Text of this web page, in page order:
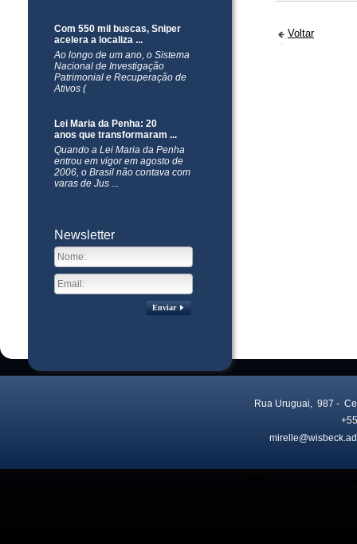
Com 550 mil buscas, Sniper
acelera a localiza ...
Ao longo de um ano, o Sistema
Nacional de Investigação
Patrimonial e Recuperação de
Ativos (
Lei Maria da Penha: 20
anos que transformaram ...
Quando a Lei Maria da Penha
entrou em vigor em agosto de
2006, o Brasil não contava com
varas de Jus ...
Newsletter
Enviar
Voltar
Rua Uruguai, 987 -